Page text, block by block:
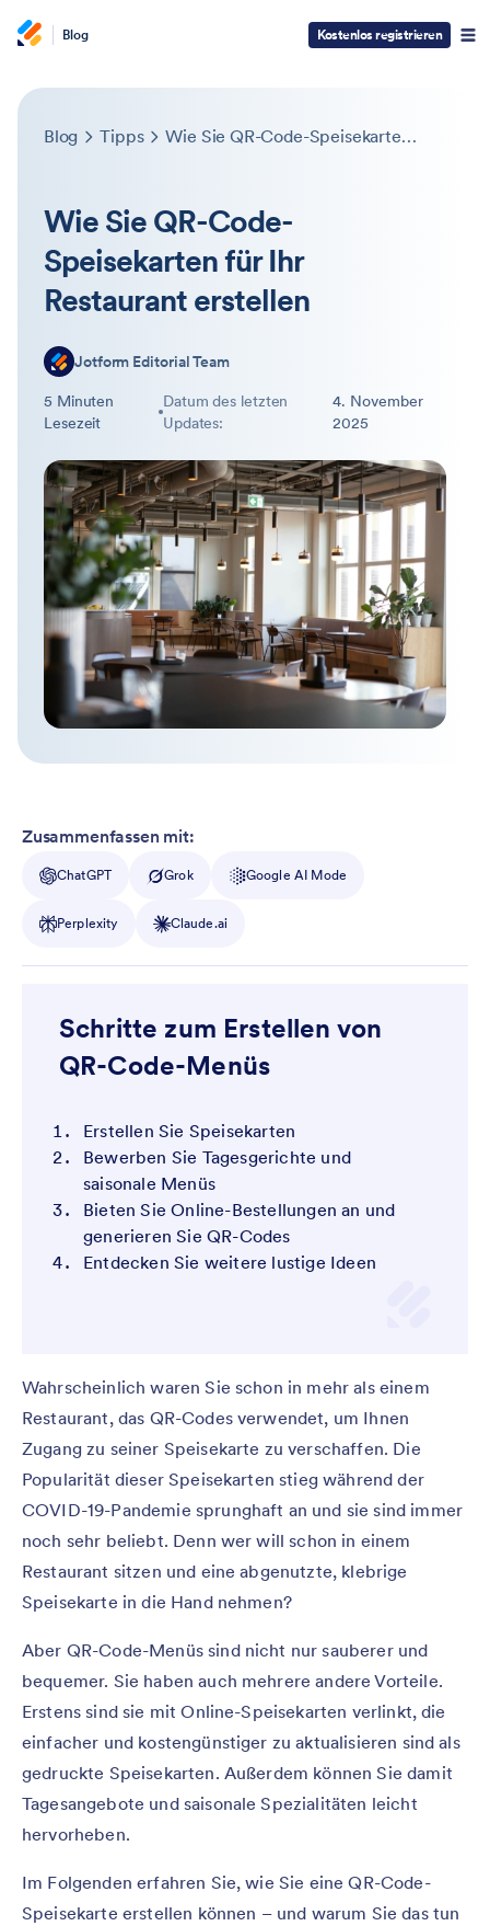
Blog Kostenlos registrieren
Blog Tipps Wie Sie QR-Code-Speisekarten für Ihr Restaurant erstellen
Wie Sie QR-Code-
Speisekarten für Ihr
Restaurant erstellen
Jotform Editorial Team
5 Minuten
Lesezeit
Datum des letzten
Updates:
4. November
2025
Zusammenfassen mit:
ChatGPT Grok Google AI Mode
Perplexity Claude.ai
Schritte zum Erstellen von
QR-Code-Menüs
Erstellen Sie Speisekarten
Bewerben Sie Tagesgerichte und
saisonale Menüs
Bieten Sie Online-Bestellungen an und
generieren Sie QR-Codes
Entdecken Sie weitere lustige Ideen
Wahrscheinlich waren Sie schon in mehr als einem
Restaurant, das QR-Codes verwendet, um Ihnen
Zugang zu seiner Speisekarte zu verschaffen. Die
Popularität dieser Speisekarten stieg während der
COVID-19-Pandemie sprunghaft an und sie sind immer
noch sehr beliebt. Denn wer will schon in einem
Restaurant sitzen und eine abgenutzte, klebrige
Speisekarte in die Hand nehmen?
Aber QR-Code-Menüs sind nicht nur sauberer und
bequemer. Sie haben auch mehrere andere Vorteile.
Erstens sind sie mit Online-Speisekarten verlinkt, die
einfacher und kostengünstiger zu aktualisieren sind als
gedruckte Speisekarten. Außerdem können Sie damit
Tagesangebote und saisonale Spezialitäten leicht
hervorheben.
Im Folgenden erfahren Sie, wie Sie eine QR-Code-
Speisekarte erstellen können – und warum Sie das tun